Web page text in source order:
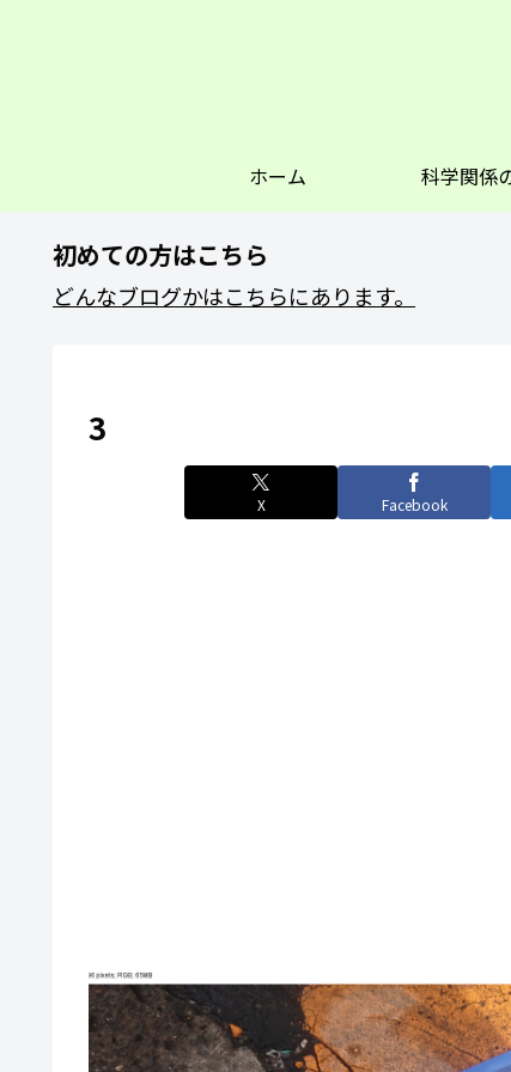
ホーム 科学関係
初めての方はこちら
どんなブログかはこちらにあります。
3
X Facebook